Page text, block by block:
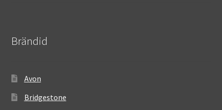
Brändid
Avon
Bridgestone